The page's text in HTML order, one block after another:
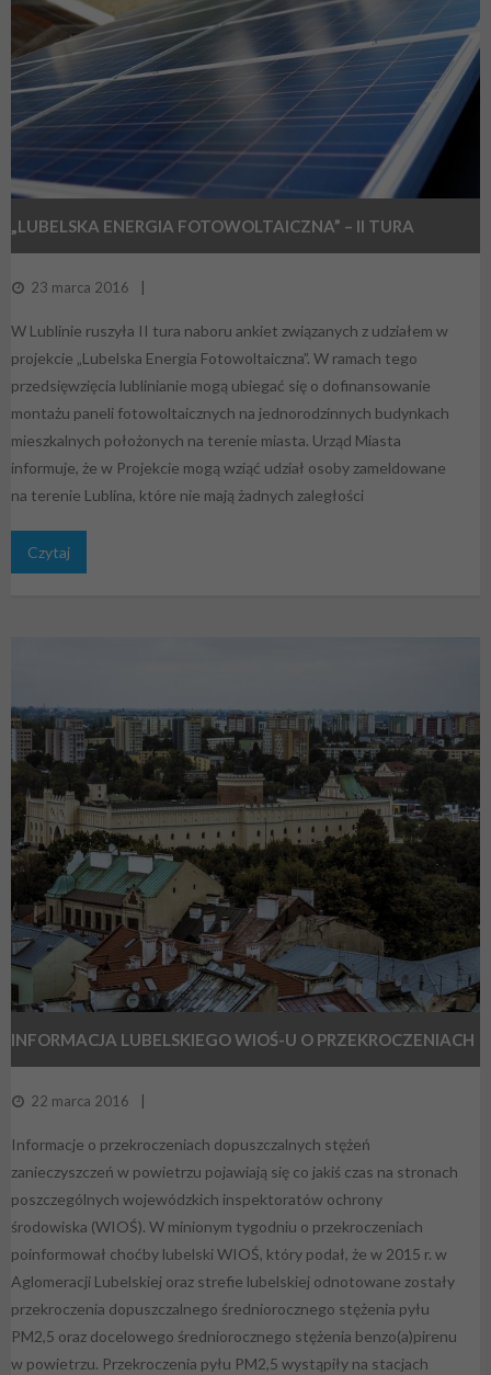
„LUBELSKA ENERGIA FOTOWOLTAICZNA” – II TURA
NABORU ANKIET
23 marca 2016
W Lublinie ruszyła II tura naboru ankiet związanych z udziałem w
projekcie „Lubelska Energia Fotowoltaiczna”. W ramach tego
przedsięwzięcia lublinianie mogą ubiegać się o dofinansowanie
montażu paneli fotowoltaicznych na jednorodzinnych budynkach
mieszkalnych położonych na terenie miasta. Urząd Miasta
informuje, że w Projekcie mogą wziąć udział osoby zameldowane
na terenie Lublina, które nie mają żadnych zaległości
Czytaj
INFORMACJA LUBELSKIEGO WIOŚ-U O PRZEKROCZENIACH
W 2015 R.
22 marca 2016
Informacje o przekroczeniach dopuszczalnych stężeń
zanieczyszczeń w powietrzu pojawiają się co jakiś czas na stronach
poszczególnych wojewódzkich inspektoratów ochrony
środowiska (WIOŚ). W minionym tygodniu o przekroczeniach
poinformował choćby lubelski WIOŚ, który podał, że w 2015 r. w
Aglomeracji Lubelskiej oraz strefie lubelskiej odnotowane zostały
przekroczenia dopuszczalnego średniorocznego stężenia pyłu
PM2,5 oraz docelowego średniorocznego stężenia benzo(a)pirenu
w powietrzu. Przekroczenia pyłu PM2,5 wystąpiły na stacjach